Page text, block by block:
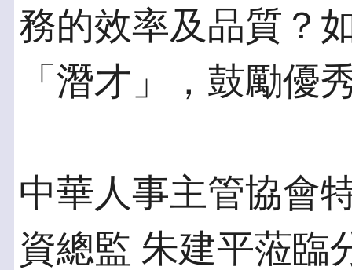
務的效率及品質？
「潛才」，鼓勵優
中華人事主管協會
資總監 朱建平蒞臨